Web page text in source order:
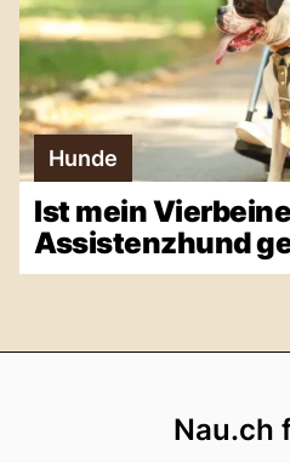
Hunde
Ist mein
Assistenzhund
Nau.ch